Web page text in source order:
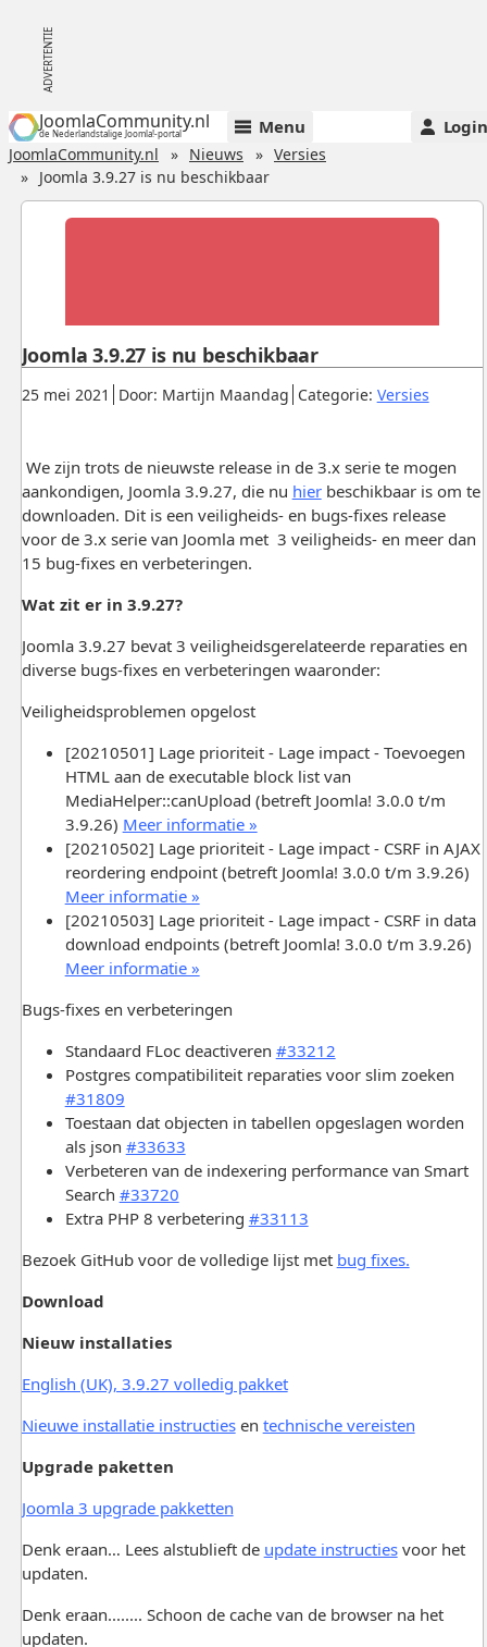
JoomlaCommunity.nl
de Nederlandstalige Joomla!-portal Menu Login
JoomlaCommunity.nl Nieuws
Versies
Joomla 3.9.27 is nu beschikbaar
Gepubliceerd:
25 mei 2021 Door: Martijn Maandag. Categorie: Versies.
Joomla 3.9.27 is nu beschikbaar
We zijn trots de nieuwste release in de 3.x serie te mogen
aankondigen, Joomla 3.9.27, die nu hierbeschikbaar is om te
downloaden. Dit is een veiligheids- en bugs-fixes release
voor de 3.x serie van Joomla met 3 veiligheids- en meer dan
15 bug-fixes en verbeteringen.
Wat zit er in 3.9.27?
Joomla 3.9.27 bevat 3 veiligheidsgerelateerde reparaties en
diverse bugs-fixes en verbeteringen waaronder:
Veiligheidsproblemen opgelost
[20210501] Lage prioriteit - Lage impact - Toevoegen
HTML aan de executable block list van
MediaHelper::canUpload (betreft Joomla! 3.0.0 t/m
3.9.26) Meer informatie »
[20210502] Lage prioriteit - Lage impact - CSRF in AJAX
reordering endpoint (betreft Joomla! 3.0.0 t/m 3.9.26)
Meer informatie »
[20210503] Lage prioriteit - Lage impact - CSRF in data
download endpoints (betreft Joomla! 3.0.0 t/m 3.9.26)
Meer informatie »
Bugs-fixes en verbeteringen
Standaard FLoc deactiveren #33212
Postgres compatibiliteit reparaties voor slim zoeken
#31809
Toestaan dat objecten in tabellen opgeslagen worden
als json #33633
Verbeteren van de indexering performance van Smart
Search #33720
Extra PHP 8 verbetering #33113
Bezoek GitHub voor de volledige lijst met bug fixes.
Download
Nieuw installaties
English (UK), 3.9.27 volledig pakket
Nieuwe installatie instructiesen technische vereisten
Upgrade paketten
Joomla 3 upgrade pakketten
Denk eraan… Lees alstublieft de update instructiesvoor het
updaten.
Denk eraan........ Schoon de cache van de browser na het
updaten.